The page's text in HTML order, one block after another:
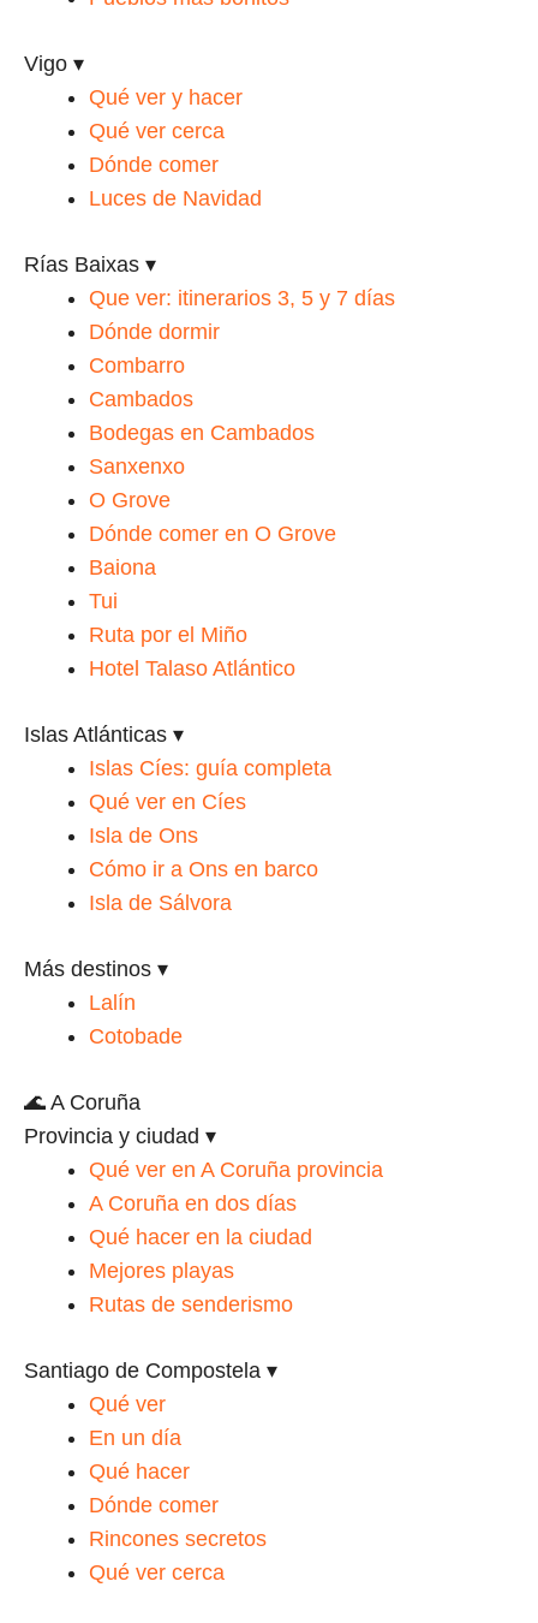
Vigo ▾
Qué ver y hacer
Qué ver cerca
Dónde comer
Luces de Navidad
Rías Baixas ▾
Que ver: itinerarios 3, 5 y 7 días
Dónde dormir
Combarro
Cambados
Bodegas en Cambados
Sanxenxo
O Grove
Dónde comer en O Grove
Baiona
Tui
Ruta por el Miño
Hotel Talaso Atlántico
Islas Atlánticas ▾
Islas Cíes: guía completa
Qué ver en Cíes
Isla de Ons
Cómo ir a Ons en barco
Isla de Sálvora
Más destinos ▾
Lalín
Cotobade
🌊 A Coruña
Provincia y ciudad ▾
Qué ver en A Coruña provincia
A Coruña en dos días
Qué hacer en la ciudad
Mejores playas
Rutas de senderismo
Santiago de Compostela ▾
Qué ver
En un día
Qué hacer
Dónde comer
Rincones secretos
Qué ver cerca